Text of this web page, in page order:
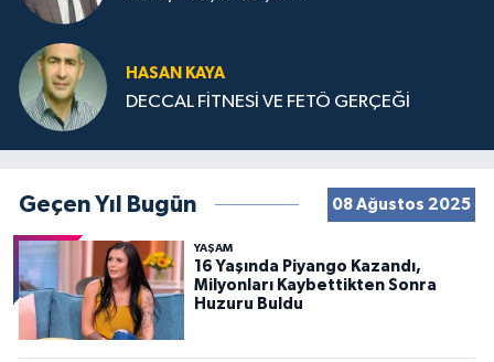
HASAN KAYA
DECCAL FİTNESİ VE FETÖ GERÇEĞİ
Geçen Yıl Bugün 08 Ağustos 2025
YAŞAM
16 Yaşında Piyango Kazandı,
Milyonları Kaybettikten Sonra
Huzuru Buldu